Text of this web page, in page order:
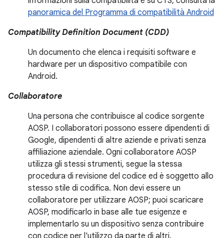
panoramica del Programma di compatibilità Android
Compatibility Definition Document (CDD)
Un documento che elenca i requisiti software e
hardware per un dispositivo compatibile con
Android.
Collaboratore
Una persona che contribuisce al codice sorgente
AOSP. I collaboratori possono essere dipendenti di
Google, dipendenti di altre aziende e privati senza
affiliazione aziendale. Ogni collaboratore AOSP
utilizza gli stessi strumenti, segue la stessa
procedura di revisione del codice ed è soggetto allo
stesso stile di codifica. Non devi essere un
collaboratore per utilizzare AOSP; puoi scaricare
AOSP, modificarlo in base alle tue esigenze e
implementarlo su un dispositivo senza contribuire
con codice per l'utilizzo da parte di altri.